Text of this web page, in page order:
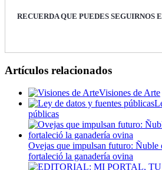
RECUERDA QUE PUEDES SEGUIRNOS
Artículos relacionados
Visiones de Arte
públicas
Ovejas que impulsan futuro: Ñuble
fortaleció la ganadería ovina